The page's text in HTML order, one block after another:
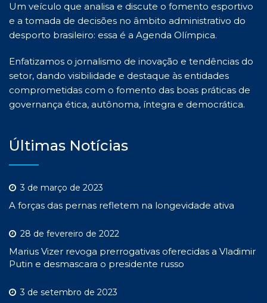
Um veículo que analisa e discute o fomento esportivo
e a tomada de decisões no âmbito administrativo do
desporto brasileiro: essa é a Agenda Olímpica.
Enfatizamos o jornalismo de inovação e tendências do
setor, dando visibilidade e destaque às entidades
comprometidas com o fomento das boas práticas de
governança ética, autônoma, íntegra e democrática.
Últimas Notícias
3 de março de 2023
A forças das pernas refletem na longevidade ativa
28 de fevereiro de 2022
Marius Vizer revoga prerrogativas oferecidas a Vladimir
Putin e desmascara o presidente russo
3 de setembro de 2023